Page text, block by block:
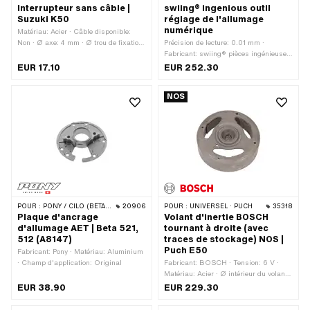
Interrupteur sans câble |
Suzuki K50
Matériau: Acier · Câble disponible:
Non · Ø axe: 4 mm · Ø trou de fixation:
1 pcs · Champ d'application: Standard
EUR 17.10
swiing® ingenious outil
réglage de l'allumage
numérique
Précision de lecture: 0.01 mm ·
Fabricant: swiing® pièces ingénieuses
· Type de filetage: MF14x1.25 (filetage
pcs
EUR 252.30
POUR : PONY / CILO (BÊTA 521 & 512) 20906
Plaque d'ancrage
d'allumage AET | Beta 521,
512 (A8147)
Fabricant: Pony · Matériau: Aluminium
· Champ d'application: Original
EUR 38.90
NOS
POUR : UNIVERSEL · PUCH 35318
Volant d'inertie BOSCH
tournant à droite (avec
traces de stockage) NOS |
Puch E50
Fabricant: BOSCH · Tension: 6 V ·
Matériau: Acier · Ø intérieur du volant:
91.4 mm · Sens de rotation: à droite ·
EUR 229.30